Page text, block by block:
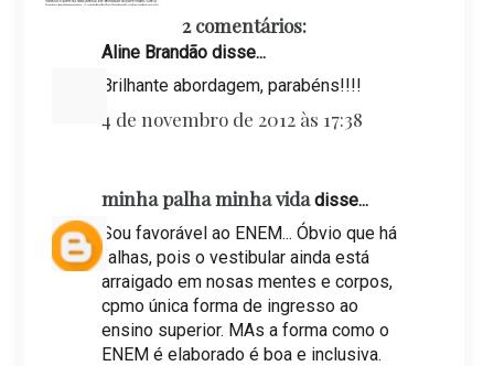
2 comentários:
Aline Brandão disse...
Brilhante abordagem, parabéns!!!!
4 de novembro de 2012 às 17:38
minha palha minha vidadisse...
Sou favorável ao ENEM... Óbvio que há
falhas, pois o vestibular ainda está
arraigado em nosas mentes e corpos,
cpmo única forma de ingresso ao
ensino superior. MAs a forma como o
ENEM é elaborado é boa e inclusiva.